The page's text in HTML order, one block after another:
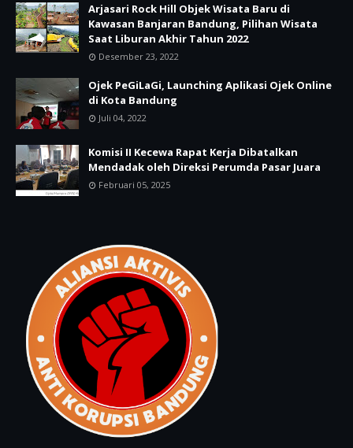
Arjasari Rock Hill Objek Wisata Baru di
Kawasan Banjaran Bandung, Pilihan Wisata
Saat Liburan Akhir Tahun 2022
Desember 23, 2022
Ojek PeGiLaGi, Launching Aplikasi Ojek Online
di Kota Bandung
Juli 04, 2022
Komisi II Kecewa Rapat Kerja Dibatalkan
Mendadak oleh Direksi Perumda Pasar Juara
Februari 05, 2025